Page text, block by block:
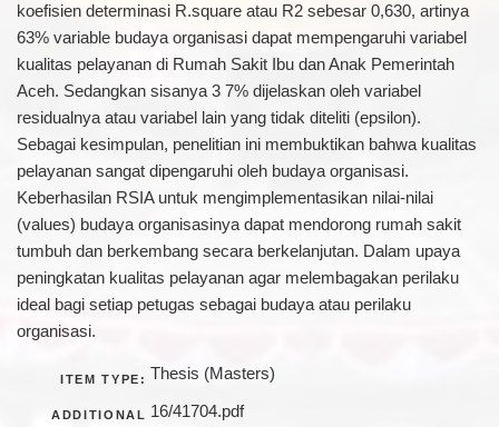
koefisien determinasi R.square atau R2 sebesar 0,630, artinya
63% variable budaya organisasi dapat mempengaruhi variabel
kualitas pelayanan di Rumah Sakit Ibu dan Anak Pemerintah
Aceh. Sedangkan sisanya 3 7% dijelaskan oleh variabel
residualnya atau variabel lain yang tidak diteliti (epsilon).
Sebagai kesimpulan, penelitian ini membuktikan bahwa kualitas
pelayanan sangat dipengaruhi oleh budaya organisasi.
Keberhasilan RSIA untuk mengimplementasikan nilai-nilai
(values) budaya organisasinya dapat mendorong rumah sakit
tumbuh dan berkembang secara berkelanjutan. Dalam upaya
peningkatan kualitas pelayanan agar melembagakan perilaku
ideal bagi setiap petugas sebagai budaya atau perilaku
organisasi.
ITEM TYPE: Thesis (Masters)
ADDITIONAL 16/41704.pdf